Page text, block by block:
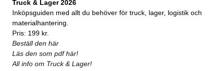
Truck & Lager 2026
Inköpsguiden med allt du behöver för truck, lager, logistik och
materialhantering.
Pris: 199 kr.
Beställ den här
Läs den som pdf här!
All info om Truck & Lager!